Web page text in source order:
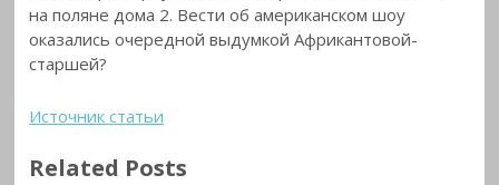
на поляне дома 2. Вести об американском шоу
оказались очередной выдумкой Африкантовой-
старшей?
Источник статьи
Related Posts